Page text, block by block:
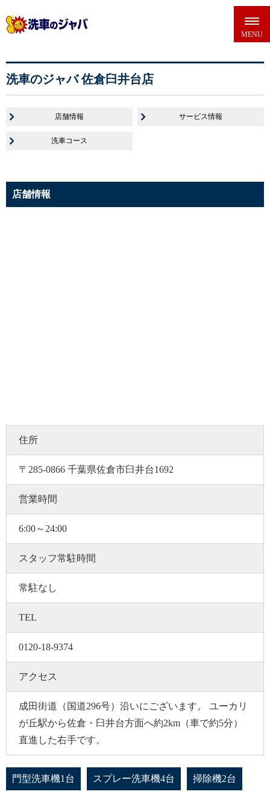
洗車のジャバ 佐倉臼井台店
店舗情報 サービス情報
洗車コース
店舗情報
住所
〒285-0866 千葉県佐倉市臼井台1692
営業時間
6:00～24:00
スタッフ常駐時間
常駐なし
TEL
0120-18-9374
アクセス
成田街道（国道296号）沿いにございます。 ユーカリ
が丘駅から佐倉・臼井台方面へ約2km（車で約5分）
直進した右手です。
門型洗車機1台 スプレー洗車機4台 掃除機2台